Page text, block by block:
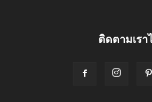
ติดตามเรา